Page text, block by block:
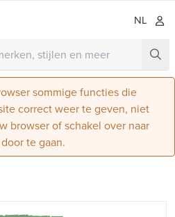
NL
sommige functies die
correct weer te geven, niet
browser of schakel over naar
te gaan.